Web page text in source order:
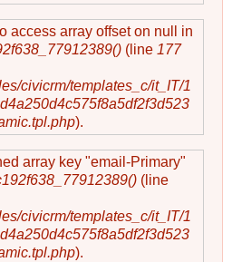
access array offset on null in
(line 177
civicrm/templates_c/it_IT/1
).
array key "email-Primary"
(line
civicrm/templates_c/it_IT/1
).